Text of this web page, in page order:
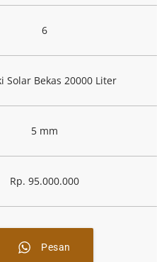
6
Solar Bekas 20000 Liter
5 mm
Rp. 95.000.000
Pesan